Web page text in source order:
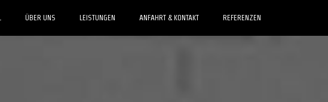
ÜBER UNS LEISTUNGEN ANFAHRT & KONTAKT REFERENZEN